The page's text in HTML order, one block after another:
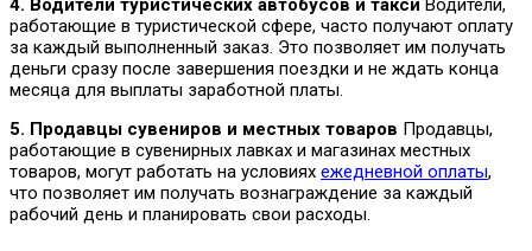
4. Водители туристических автобусов и такси Водители,
работающие в туристической сфере, часто получают оплату
за каждый выполненный заказ. Это позволяет им получать
деньги сразу после завершения поездки и не ждать конца
месяца для выплаты заработной платы.
5. Продавцы сувениров и местных товаров Продавцы,
работающие в сувенирных лавках и магазинах местных
товаров, могут работать на условиях ежедневной оплаты,
что позволяет им получать вознаграждение за каждый
рабочий день и планировать свои расходы.